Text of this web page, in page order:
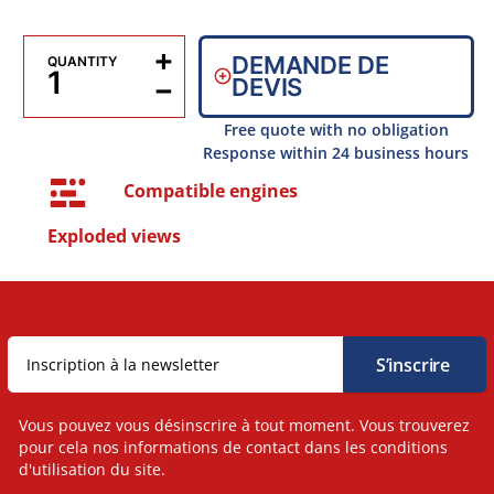
QUANTITY
−
+ DEMANDE DE
DEVIS
Free quote with no obligation
Response within 24 business hours
Compatible engines
Exploded views
Vous pouvez vous désinscrire à tout moment. Vous trouverez
pour cela nos informations de contact dans les conditions
d'utilisation du site.